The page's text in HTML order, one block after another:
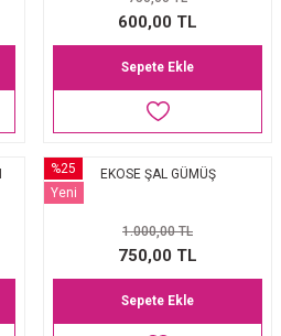
600,00 TL
Sepete Ekle
%25
Yeni
EKOSE ŞAL GÜMÜŞ
1.000,00 TL
750,00 TL
Sepete Ekle